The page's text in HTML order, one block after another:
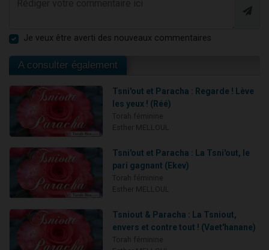
Je veux être averti des nouveaux commentaires
A consulter également
Tsni'out et Paracha : Regarde ! Lève
les yeux ! (Réé)
Tsni'out et Paracha : La Tsni'out, le
pari gagnant (Ekev)
Tsniout & Paracha : La Tsniout,
envers et contre tout ! (Vaet'hanane)